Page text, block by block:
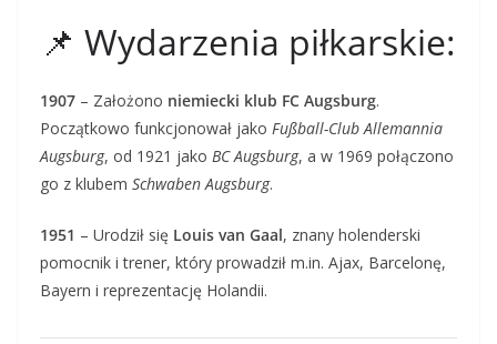
📌 Wydarzenia piłkarskie:
1907 – Założono niemiecki klub FC Augsburg.
Początkowo funkcjonował jako Fußball-Club Allemannia
Augsburg, od 1921 jako BC Augsburg, a w 1969 połączono
go z klubem Schwaben Augsburg.
1951 – Urodził się Louis van Gaal, znany holenderski
pomocnik i trener, który prowadził m.in. Ajax, Barcelonę,
Bayern i reprezentację Holandii.